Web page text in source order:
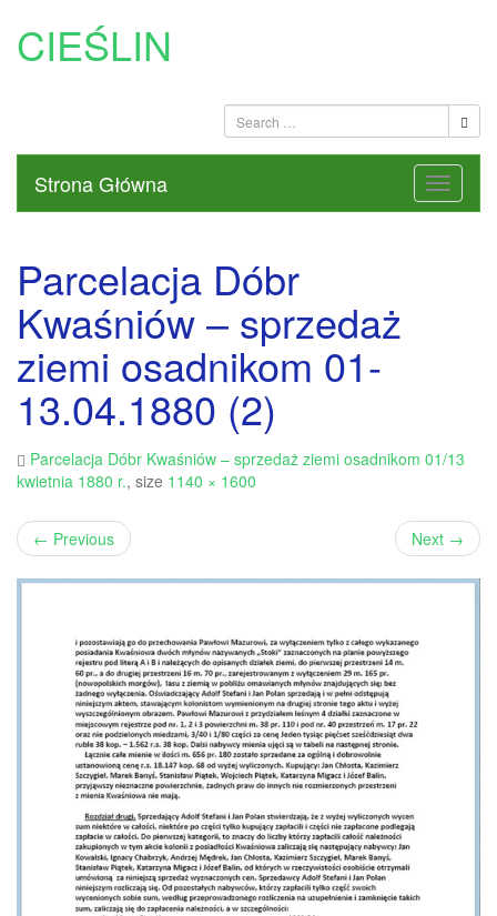
CIEŚLIN
Strona Główna
Parcelacja Dóbr
Kwaśniów – sprzedaż
ziemi osadnikom 01-
13.04.1880 (2)
Parcelacja Dóbr Kwaśniów – sprzedaż ziemi osadnikom 01/13
kwietnia 1880 r., size 1140 × 1600
← Previous Next →